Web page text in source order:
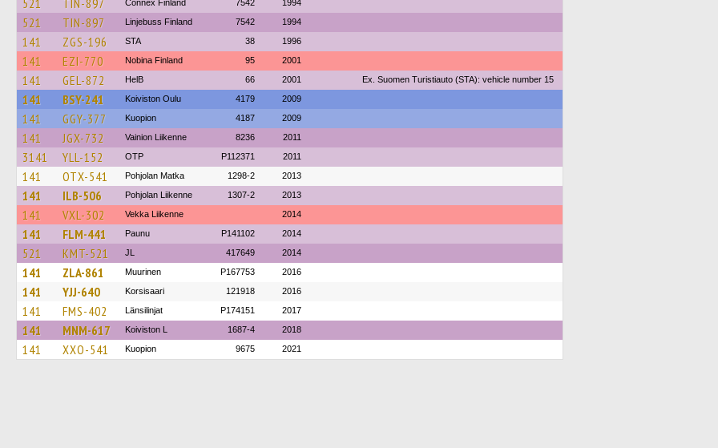
521 TIN-897 Connex Finland 7542 1994
521 TIN-897 Linjebuss Finland 7542 1994
141 ZGS-196 STA 38 1996
141 EZI-770 Nobina Finland 95 2001
141 GEL-872 HelB 66 2001 Ex. Suomen Turistiauto (STA): vehicle number 15
141 BSY-241 Koiviston Oulu 4179 2009
141 GGY-377 Kuopion 4187 2009
141 JGX-732 Vainion Liikenne 8236 2011
3141 YLL-152 OTP P112371 2011
141 OTX-541 Pohjolan Matka 1298-2 2013
141 ILB-506 Pohjolan Liikenne 1307-2 2013
141 VXL-302 Vekka Liikenne 2014
141 FLM-441 Paunu P141102 2014
521 KMT-521 JL 417649 2014
141 ZLA-861 Muurinen P167753 2016
141 YJJ-640 Korsisaari 121918 2016
141 FMS-402 Länsilinjat P174151 2017
141 MNM-617 Koiviston L 1687-4 2018
141 XXO-541 Kuopion 9675 2021